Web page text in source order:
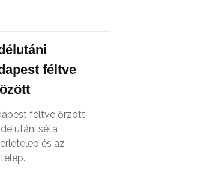
féltve
féltve őrzött
séta
és az